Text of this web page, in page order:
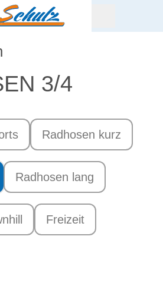
3/4
Radhosen kurz
Radhosen lang
Freizeit